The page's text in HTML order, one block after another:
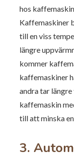
hos
Kaffemaskiner
till en viss
längre
kommer
kaffemaskiner
andra tar
kaffemaskin
till att minska
3.